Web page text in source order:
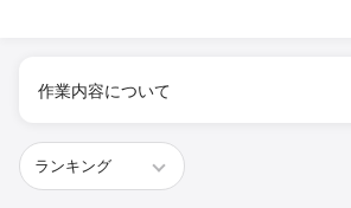
作業内容について